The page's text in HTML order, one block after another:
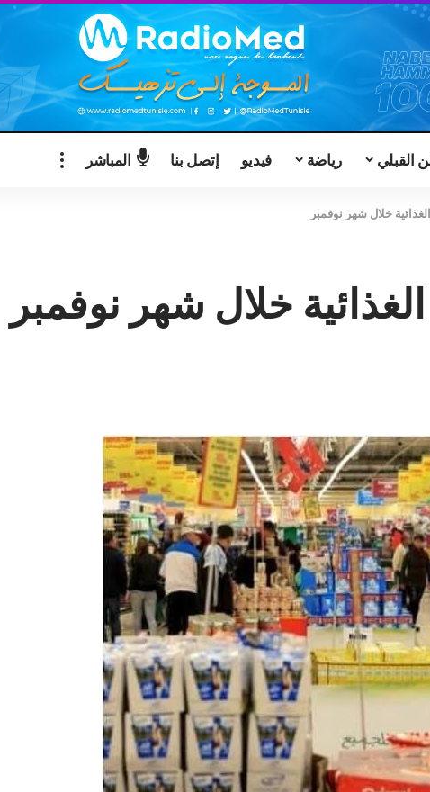
القبلي رياضة فيديو إتصل بنا المباشر
خلال شهر نوفمبر
خلال شهر نوفمبر